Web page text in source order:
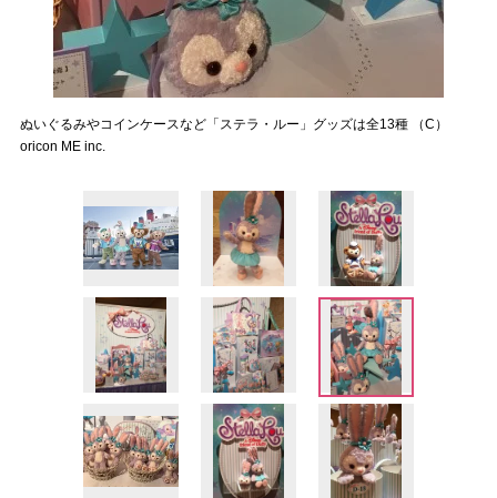
ぬいぐるみやコインケースなど「ステラ・ルー」グッズは全13種 （C）
oricon ME inc.